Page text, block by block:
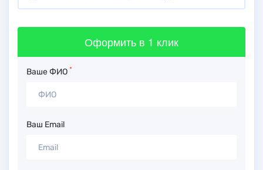
Оформить в 1 клик
Ваше ФИО *
Ваш Email